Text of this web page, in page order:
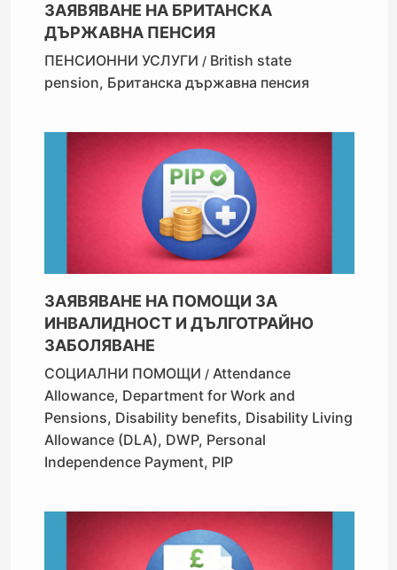
ЗАЯВЯВАНЕ НА БРИТАНСКА
ДЪРЖАВНА ПЕНСИЯ
ПЕНСИОННИ УСЛУГИ / British state
pension, Британска държавна пенсия
ЗАЯВЯВАНЕ НА ПОМОЩИ ЗА
ИНВАЛИДНОСТ И ДЪЛГОТРАЙНО
ЗАБОЛЯВАНЕ
СОЦИАЛНИ ПОМОЩИ /Attendance
Allowance, Department for Work and
Pensions, Disability benefits, Disability Living
Allowance (DLA), DWP, Personal
Independence Payment, PIP